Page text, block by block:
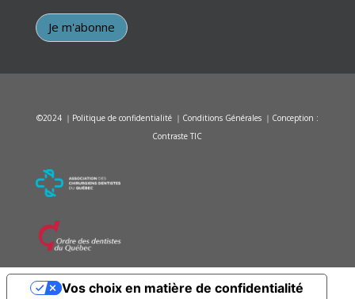
©2024 ｜ Politique de confidentialité ｜ Conditions Générales｜Conception :
Contraste TIC
Vos choix en matière de confidentialité